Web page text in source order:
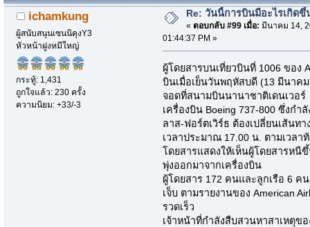
ichamkung
ผู้สนับสนุนเซนนิคุงY3
หัวหน้าฝูงหมีใหญ่
กระทู้: 1,431
ถูกใจแล้ว: 230 ครั้ง
ความนิยม: +33/-3
Re: วันนี้การบินมีอะไรเกิดขึ้
« ตอบกลับ #99 เมื่อ: มีนาคม 14,
01:44:37 PM »
ผู้โดยสารบนเที่ยวบินที่ 1006 ของ
บินเมื่อเย็นวันพฤหัสบดี (13 มีนาค
จอดที่สนามบินนานาชาติเดนเวอร์
เครื่องบิน Boeing 737-800 ซึ่งกำ
ลาส-ฟอร์ตเวิร์ธ ต้องเปลี่ยนเส้นท
เวลาประมาณ 17.00 น. ตามเวล
โดยสารแสดงให้เห็นผู้โดยสารห
พุ่งออกมาจากเครื่องบิน
ผู้โดยสาร 172 คนและลูกเรือ 6 ค
เจ็บ ตามรายงานของ American
รวดเร็ว
เจ้าหน้าที่กำลังสืบสวนหาสาเหตุข